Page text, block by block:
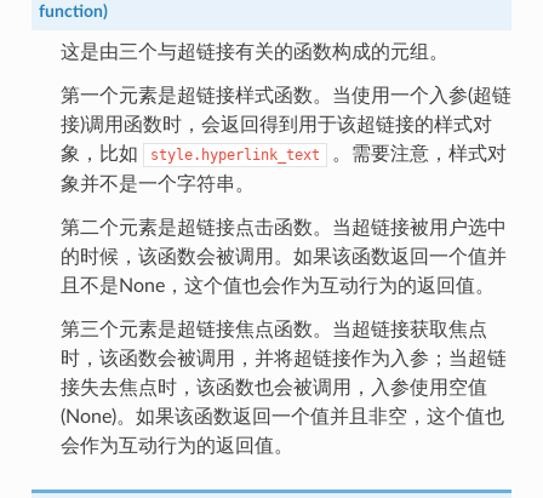
function)
这是由三个与超链接有关的函数构成的元组。
第一个元素是超链接样式函数。当使用一个入参(超链
接)调用函数时，会返回得到用于该超链接的样式对
象，比如
style.hyperlink_text
。需要注意，样式对
象并不是一个字符串。
第二个元素是超链接点击函数。当超链接被用户选中
的时候，该函数会被调用。如果该函数返回一个值并
且不是None，这个值也会作为互动行为的返回值。
第三个元素是超链接焦点函数。当超链接获取焦点
时，该函数会被调用，并将超链接作为入参；当超链
接失去焦点时，该函数也会被调用，入参使用空值
(None)。如果该函数返回一个值并且非空，这个值也
会作为互动行为的返回值。